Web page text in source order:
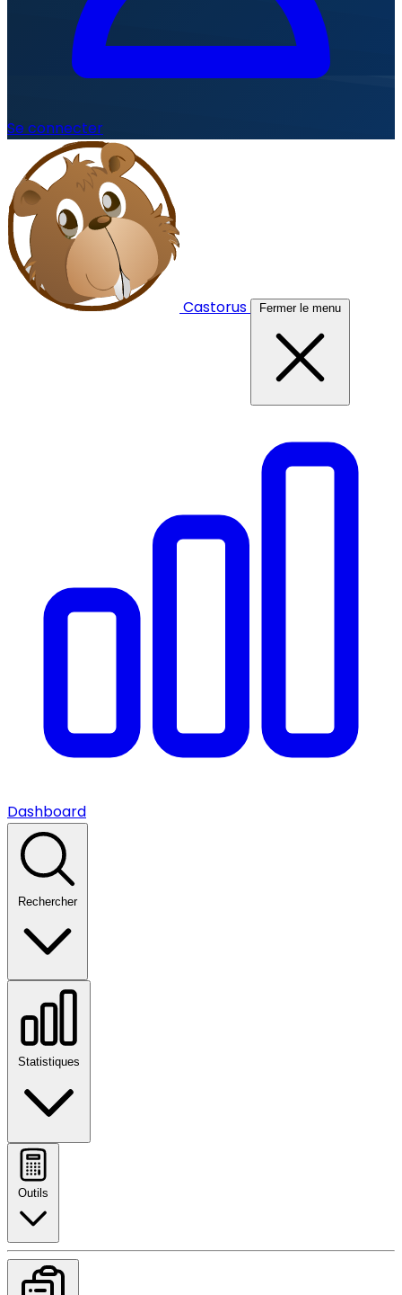
Se connecter
Castorus Fermer le menu
Dashboard
Rechercher
Statistiques
Outils